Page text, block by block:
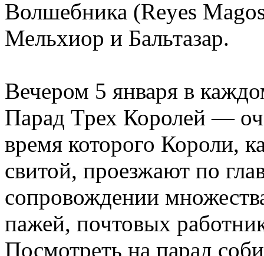
Волшебника (Reyes
Мельхиор и Бальтазар.
Вечером 5 января в
Парад Трех Королей —
время которого Короли,
свитой, проезжают по
сопровождении
пажей, почтовых
Посмотреть на парад